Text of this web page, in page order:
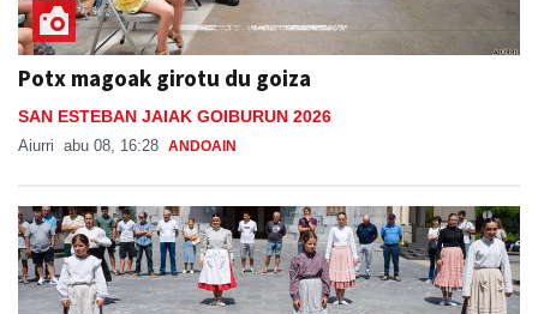
Potx magoak girotu du goiza
SAN ESTEBAN JAIAK GOIBURUN 2026
Aiurri abu 08, 16:28 ANDOAIN